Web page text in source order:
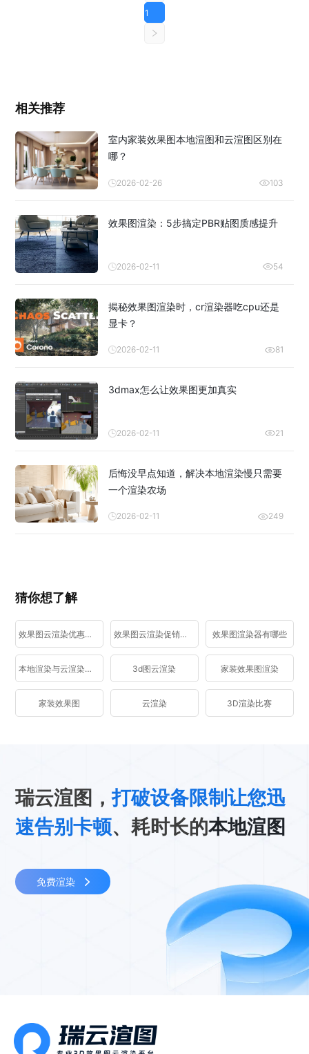
1
相关推荐
室内家装效果图本地渲图和云渲图区别在
哪？
2026-02-26 103
效果图渲染：5步搞定PBR贴图质感提升
2026-02-11 54
揭秘效果图渲染时，cr渲染器吃cpu还是
显卡？
2026-02-11 81
3dmax怎么让效果图更加真实
2026-02-11 21
后悔没早点知道，解决本地渲染慢只需要
一个渲染农场
2026-02-11 249
猜你想了解
效果图云渲染优惠活动 效果图云渲染促销活动 效果图渲染器有哪些
本地渲染与云渲染区别 3d图云渲染 家装效果图渲染
家装效果图 云渲染 3D渲染比赛
瑞云渲图，打破设备限制让您迅
速告别卡顿、耗时长的本地渲图
免费渲染